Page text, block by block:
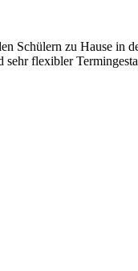
zu Hause in
flexibler